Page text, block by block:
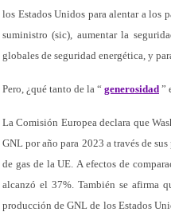
los Estados Unidos para alentar a los
suministro (sic), aumentar la
globales de seguridad energética, y
Pero, ¿qué tanto de la “ generosidad ”
La Comisión Europea declara que
GNL por año para 2023 a través de
de gas de la UE. A efectos de
alcanzó el 37%. También se afirma
producción de GNL de los Estados